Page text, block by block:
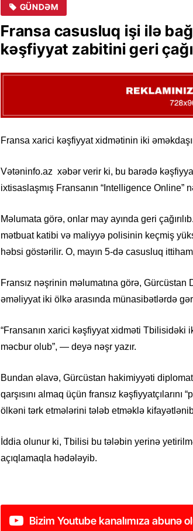
GÜNDƏM
Fransa casusluq işi ilə
kəşfiyyat zabitini geri
Fransa xarici kəşfiyyat xidmətinin iki
Vətəninfo.az xəbər verir ki, bu barədə
ixtisaslaşmış Fransanın “Intelligence Online”
Məlumata görə, onlar may ayında geri
mətbuat katibi və maliyyə polisinin keçmiş
həbsi göstərilir. O, mayın 5-də casusluq
Fransız nəşrinin məlumatına görə,
əməliyyat iki ölkə arasında münasibətlərdə
“Fransanın xarici kəşfiyyat xidməti Tbilisidəki
məcbur olub”, — deyə nəşr yazır.
Bundan əlavə, Gürcüstan hakimiyyəti
qarşısını almaq üçün fransız
ölkəni tərk etmələrini tələb etməklə
İddia olunur ki, Tbilisi bu tələbin yerinə
açıqlamaqla hədələyib.
Bizim Youtube kanalımıza abunə